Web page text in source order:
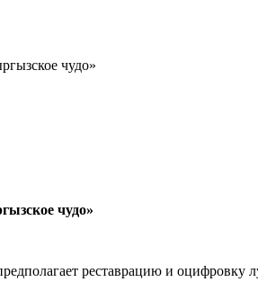
чудо»
чудо»
реставрацию и